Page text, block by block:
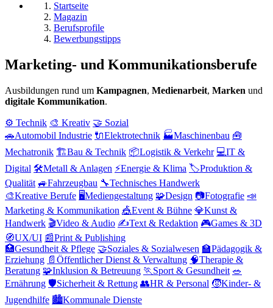
Startseite
Magazin
Berufsprofile
Bewerbungstipps
Marketing- und Kommunikationsberufe
Ausbildungen rund um Kampagnen, Medienarbeit, Marken und
digitale Kommunikation.
⚙️ Technik 🎨 Kreativ 🤝 Sozial
🚗Automobil Industrie 🔌Elektrotechnik 🏭Maschinenbau 🧰
Mechatronik 🏗️Bau & Technik 📦Logistik & Verkehr 💻IT &
Digital 🛠️Metall & Anlagen ⚡Energie & Klima 🏷️Produktion &
Qualität 🚙Fahrzeugbau 🔧Technisches Handwerk
🎨Kreative Berufe 🖥️Mediengestaltung 🧩Design 📷Fotografie 📣
Marketing & Kommunikation 🎪Event & Bühne 💎Kunst &
Handwerk 🎬Video & Audio ✍️Text & Redaktion 🎮Games & 3D
🧭UX/UI 📰Print & Publishing
🏥Gesundheit & Pflege 🤝Soziales & Sozialwesen 🏫Pädagogik &
Erziehung 📄 Öffentlicher Dienst & Verwaltung 🧠Therapie &
Beratung 🧩Inklusion & Betreuung 🏃 Sport & Gesundheit 🥗
Ernährung 🛡️Sicherheit & Rettung 👥HR & Personal 🧒Kinder- &
Jugendhilfe 🏙️Kommunale Dienste